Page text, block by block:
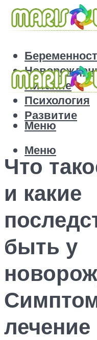
Питание
Психология
Развитие
Меню
Меню
Что
и какие
быть у
лечение